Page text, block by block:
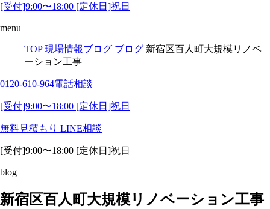
[受付]9:00〜18:00 [定休日]祝日
menu
TOP 現場情報ブログ ブログ 新宿区百人町大規模リノベ
ーション工事
0120-610-964電話相談
[受付]9:00〜18:00 [定休日]祝日
無料見積もり LINE相談
[受付]9:00〜18:00 [定休日]祝日
blog
新宿区百人町大規模リノベーション工事